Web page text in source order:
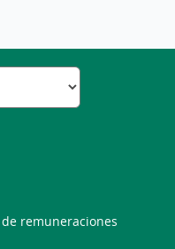
remuneraciones